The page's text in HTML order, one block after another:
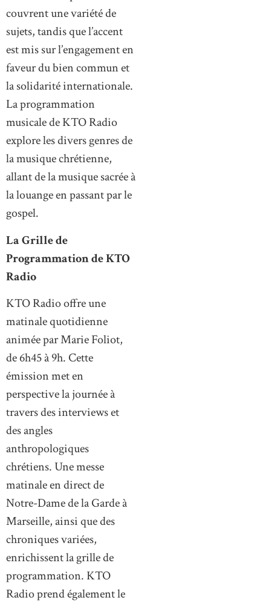
couvrent une variété de
sujets, tandis que l’accent
est mis sur l’engagement en
faveur du bien commun et
la solidarité internationale.
La programmation
musicale de KTO Radio
explore les divers genres de
la musique chrétienne,
allant de la musique sacrée à
la louange en passant par le
gospel.
La Grille de
Programmation de KTO
Radio
KTO Radio offre une
matinale quotidienne
animée par Marie Foliot,
de 6h45 à 9h. Cette
émission met en
perspective la journée à
travers des interviews et
des angles
anthropologiques
chrétiens. Une messe
matinale en direct de
Notre-Dame de la Garde à
Marseille, ainsi que des
chroniques variées,
enrichissent la grille de
programmation. KTO
Radio prend également le